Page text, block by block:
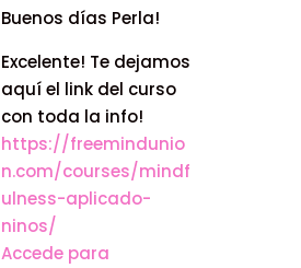
Buenos días Perla!
Excelente! Te dejamos
aquí el link del curso
con toda la info!
https://freemindunio
n.com/courses/mindf
ulness-aplicado-
ninos/
Accede para